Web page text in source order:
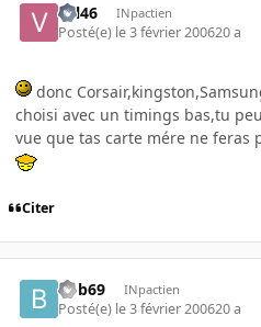
val46 INpactien
Posté(e) le 3 février 200620 a
donc
choisi avec un timings bas,tu
vue que tas carte mére ne feras
Citer
bob69 INpactien
Posté(e) le 3 février 200620 a